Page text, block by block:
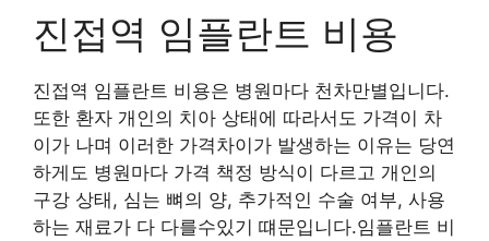
진접역 임플란트 비용
진접역 임플란트 비용은 병원마다 천차만별입니다.
또한 환자 개인의 치아 상태에 따라서도 가격이 차
이가 나며 이러한 가격차이가 발생하는 이유는 당연
하게도 병원마다 가격 책정 방식이 다르고 개인의
구강 상태, 심는 뼈의 양, 추가적인 수술 여부, 사용
하는 재료가 다 다를수있기 떄문입니다.임플란트 비